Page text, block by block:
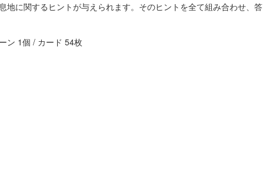
に関するヒントが与えられます。そのヒントを全て組み合わせ、答
ン 1個 / カード 54枚